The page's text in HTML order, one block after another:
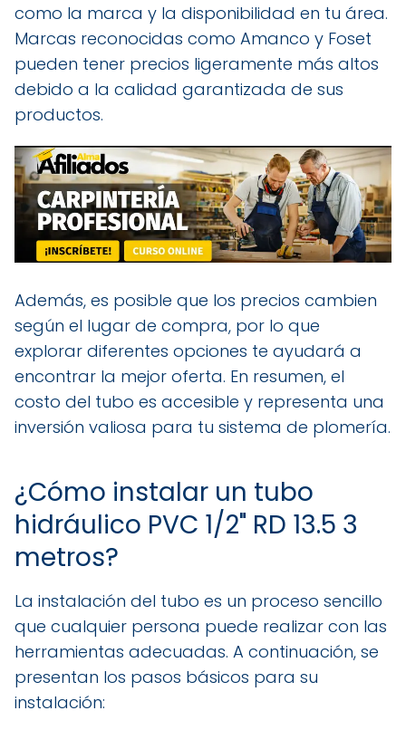
como la marca y la disponibilidad en tu área.
Marcas reconocidas como Amanco y Foset
pueden tener precios ligeramente más altos
debido a la calidad garantizada de sus
productos.
Además, es posible que los precios cambien
según el lugar de compra, por lo que
explorar diferentes opciones te ayudará a
encontrar la mejor oferta. En resumen, el
costo del tubo es accesible y representa una
inversión valiosa para tu sistema de plomería.
¿Cómo instalar un tubo
hidráulico PVC 1/2" RD 13.5 3
metros?
La instalación del tubo es un proceso sencillo
que cualquier persona puede realizar con las
herramientas adecuadas. A continuación, se
presentan los pasos básicos para su
instalación: